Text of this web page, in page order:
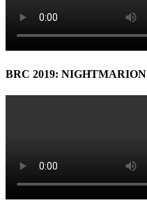
BRC 2019: NIGHTMARION